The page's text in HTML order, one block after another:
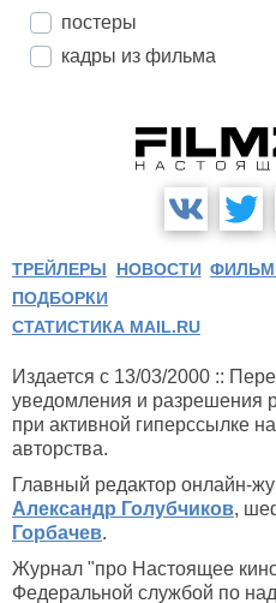
постеры
кадры из фильма
ТРЕЙЛЕРЫ НОВОСТИ
ПОДБОРКИ
СТАТИСТИКА MAIL.RU
Издается с 13/03/2000 ::
уведомления и разрешения
при активной гиперссылке на
авторства.
Главный редактор онлайн-
Александр Голубчиков,
Горбачев.
Журнал "про Настоящее
Федеральной службой по